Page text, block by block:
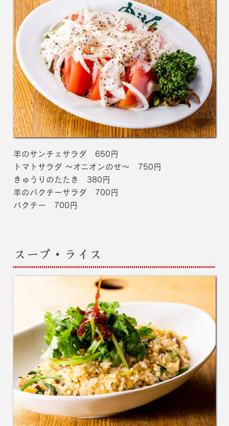
羊のサンチェサラダ 650円
トマトサラダ 〜オニオンのせ〜 750円
きゅうりのたたき 380円
羊のパクチーサラダ 700円
パクチー 700円
スープ・ライス